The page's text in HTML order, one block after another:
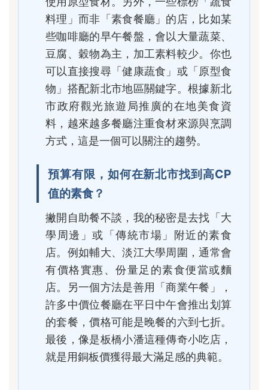
料理」而非「素食餐廳」的店，比如某
些咖啡廳的早午餐盤，會以大量蔬菜、
豆腐、穀物為主，加工素料較少。你也
可以直接搜尋「健康蔬食」或「原型食
物」搭配新北市地區關鍵字。根據新北
市政府觀光旅遊局推廣的在地美食資
料，越來越多餐廳注重食材來源與烹調
方式，這是一個可以關注的趨勢。
預算有限，如何在新北市找到高CP
值的素食？
撇開自助餐不談，我的秘密是去找「大
學周邊」或「傳統市場」附近的素食
店。例如輔大、淡江大學周圍，通常會
有價格實惠、份量足的素食便當或麵
店。另一個方法是善用「商業午餐」，
許多中價位餐廳在平日中午會推出划算
的套餐，價格可能是晚餐的六到七折。
最後，像是板橋小潘這種傳奇小吃店，
就是用銅板價獲得最大滿足感的典範。